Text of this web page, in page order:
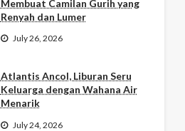
Membuat Camilan Gurih yang
Renyah dan Lumer
July 26, 2026
Atlantis Ancol, Liburan Seru
Keluarga dengan Wahana Air
Menarik
July 24, 2026